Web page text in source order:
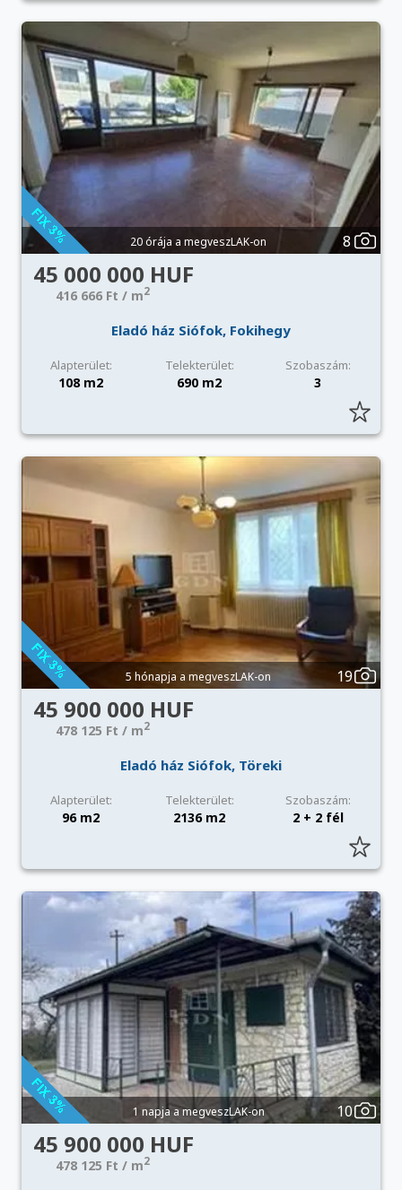
20 órája a megveszLAK-on 8
45 000 000 HUF
416 666 Ft / m2
Eladó ház Siófok, Fokihegy
Alapterület: Telekterület: Szobaszám:
108 m2 690 m2 3
5 hónapja a megveszLAK-on 19
45 900 000 HUF
478 125 Ft / m2
Eladó ház Siófok, Töreki
Alapterület: Telekterület: Szobaszám:
96 m2 2136 m2 2 + 2 fél
1 napja a megveszLAK-on 10
45 900 000 HUF
478 125 Ft / m2